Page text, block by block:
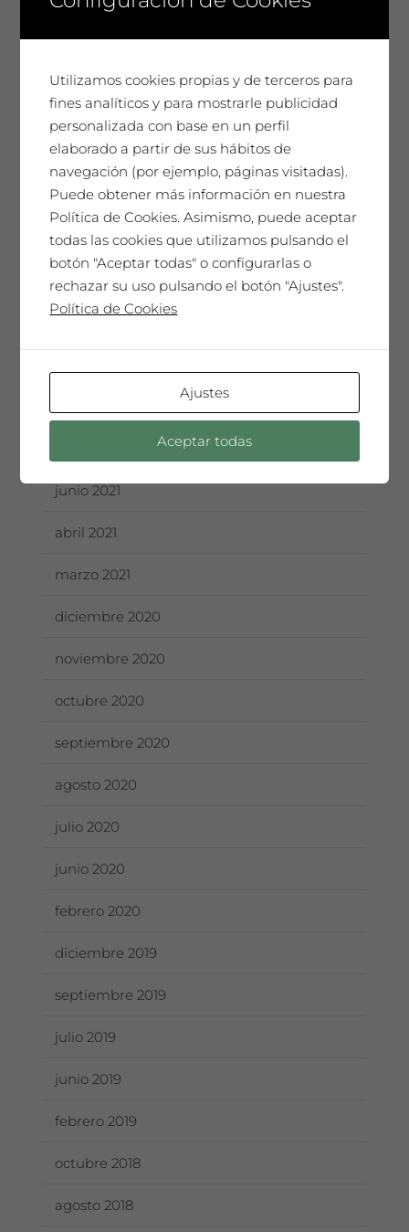
noviembre 2022
julio 2022
junio 2022
mayo 2022
diciembre 2021
junio 2021
abril 2021
marzo 2021
diciembre 2020
noviembre 2020
octubre 2020
septiembre 2020
agosto 2020
julio 2020
junio 2020
febrero 2020
diciembre 2019
septiembre 2019
julio 2019
junio 2019
febrero 2019
octubre 2018
agosto 2018
Utilizamos cookies propias y de terceros para
fines analíticos y para mostrarle publicidad
personalizada con base en un perfil
elaborado a partir de sus hábitos de
navegación (por ejemplo, páginas visitadas).
Puede obtener más información en nuestra
Política de Cookies. Asimismo, puede aceptar
todas las cookies que utilizamos pulsando el
botón "Aceptar todas" o configurarlas o
rechazar su uso pulsando el botón "Ajustes".
Política de Cookies
Ajustes
Aceptar todas